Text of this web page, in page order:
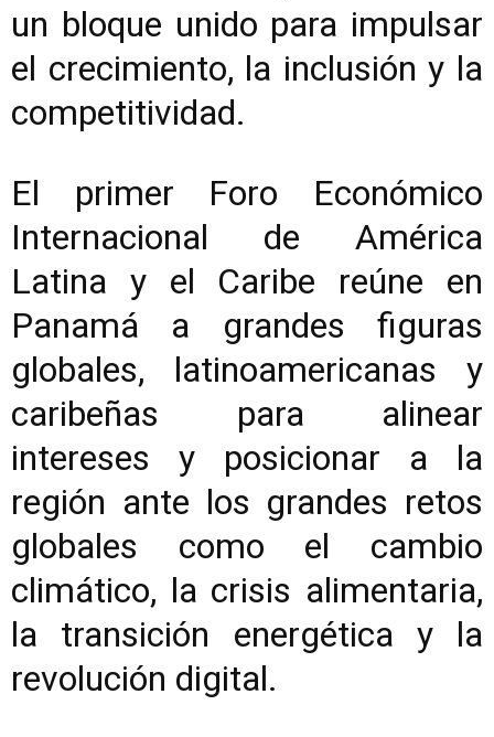
un bloque unido para impulsar
el crecimiento, la inclusión y la
competitividad.
El primer Foro Económico
Internacional de América
Latina y el Caribe reúne en
Panamá a grandes figuras
globales, latinoamericanas y
caribeñas para alinear
intereses y posicionar a la
región ante los grandes retos
globales como el cambio
climático, la crisis alimentaria,
la transición energética y la
revolución digital.